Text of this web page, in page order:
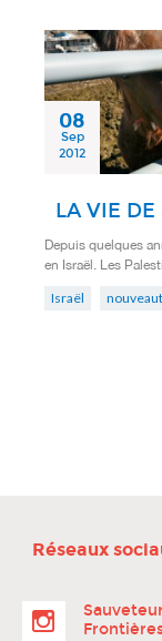
08
Sep
2012
LA VIE DE
Depuis quelques
en Israël. Les
Israël
Réseaux